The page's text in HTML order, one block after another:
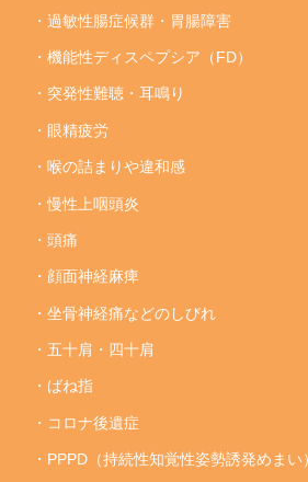
・過敏性腸症候群・胃腸障害
・機能性ディスペプシア（FD）
・突発性難聴・耳鳴り
・眼精疲労
・喉の詰まりや違和感
・慢性上咽頭炎
・頭痛
・顔面神経麻痺
・坐骨神経痛などのしびれ
・五十肩・四十肩
・ばね指
・コロナ後遺症
・PPPD（持続性知覚性姿勢誘発めまい